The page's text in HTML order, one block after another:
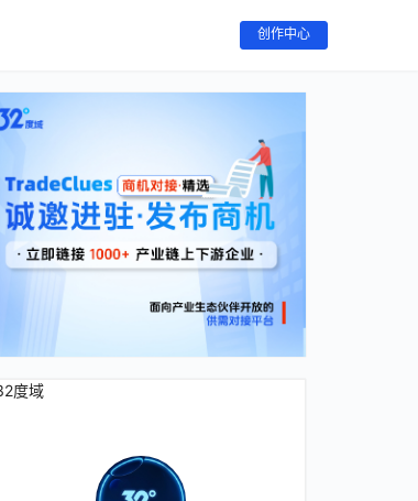
创作中心